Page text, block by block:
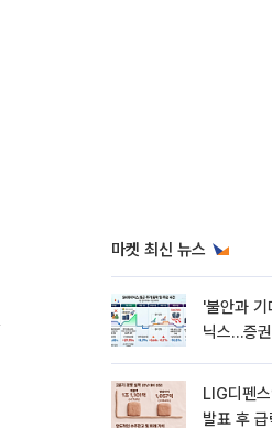
마켓 최신 뉴스
'불안과 기
닉스…증
LIG디펜
발표 후